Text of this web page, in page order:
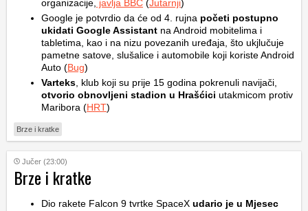
organizacije, javlja BBC (Jutarnji)
Google je potvrdio da će od 4. rujna početi postupno
ukidati Google Assistant na Android mobitelima i
tabletima, kao i na nizu povezanih uređaja, što ukjlučuje
pametne satove, slušalice i automobile koji koriste Android
Auto (Bug)
Varteks , klub koji su prije 15 godina pokrenuli navijači,
otvorio obnovljeni stadion u Hrašćici utakmicom protiv
Maribora (HRT)
Brze i kratke
Jučer (23:00)
Brze i kratke
Dio rakete Falcon 9 tvrtke SpaceX udario je u Mjesec